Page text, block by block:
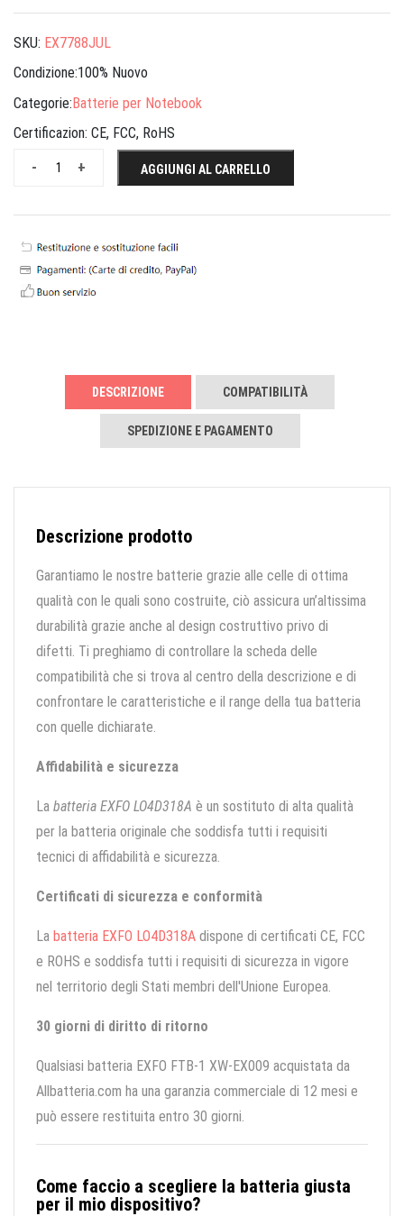
SKU: EX7788JUL
Condizione:100% Nuovo
Categorie:Batterie per Notebook
Certificazion: CE, FCC, RoHS
+
- AGGIUNGI AL CARRELLO
DESCRIZIONE COMPATIBILITÀ
SPEDIZIONE E PAGAMENTO
Descrizione prodotto
Garantiamo le nostre batterie grazie alle celle di ottima
qualità con le quali sono costruite, ciò assicura un’altissima
durabilità grazie anche al design costruttivo privo di
difetti. Ti preghiamo di controllare la scheda delle
compatibilità che si trova al centro della descrizione e di
confrontare le caratteristiche e il range della tua batteria
con quelle dichiarate.
Affidabilità e sicurezza
La batteria EXFO LO4D318A è un sostituto di alta qualità
per la batteria originale che soddisfa tutti i requisiti
tecnici di affidabilità e sicurezza.
Certificati di sicurezza e conformità
La batteria EXFO LO4D318A dispone di certificati CE, FCC
e ROHS e soddisfa tutti i requisiti di sicurezza in vigore
nel territorio degli Stati membri dell'Unione Europea.
30 giorni di diritto di ritorno
Qualsiasi batteria EXFO FTB-1 XW-EX009 acquistata da
Allbatteria.com ha una garanzia commerciale di 12 mesi e
può essere restituita entro 30 giorni.
Come faccio a scegliere la batteria giusta
per il mio dispositivo?